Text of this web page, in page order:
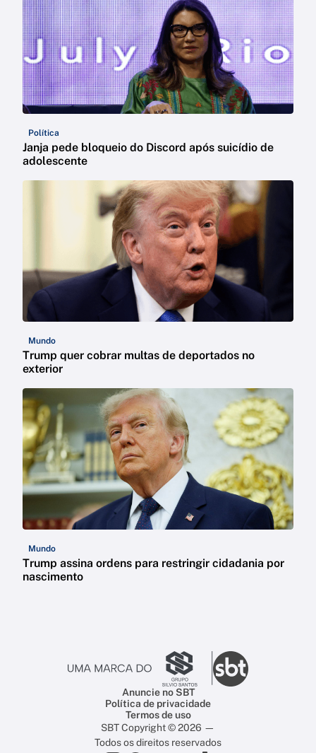
Política
Janja pede bloqueio do Discord após suicídio de
adolescente
Mundo
Trump quer cobrar multas de deportados no
exterior
Mundo
Trump assina ordens para restringir cidadania por
nascimento
Anuncie no SBT
Política de privacidade
Termos de uso
SBT Copyright © 2026 —
Todos os direitos reservados